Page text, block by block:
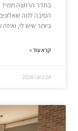
בחדר הרחצה תמיד
הסיבה למה
ביותר שיש לי,
קרא עוד »
24 ביוני 2026